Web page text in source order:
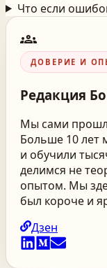
Что если
groups
ДОВЕРИЕ И
Редакция
Мы сами
Больше 10 лет
и обучили
делимся не
опытом. Мы
был короче и
Дзен